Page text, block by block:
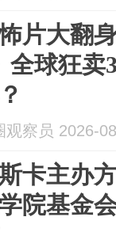
片大翻
全球狂卖
观察员 2026-
卡主办
院基金